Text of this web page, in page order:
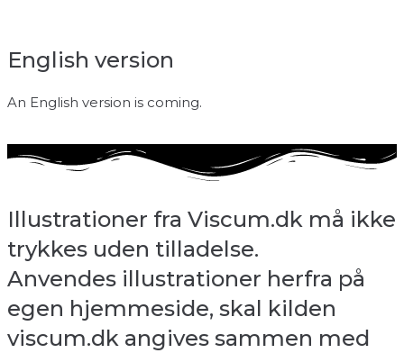
English version
An English version is coming.
Illustrationer fra Viscum.dk må ikke
trykkes uden tilladelse.
Anvendes illustrationer herfra på
egen hjemmeside, skal kilden
viscum.dk angives sammen med